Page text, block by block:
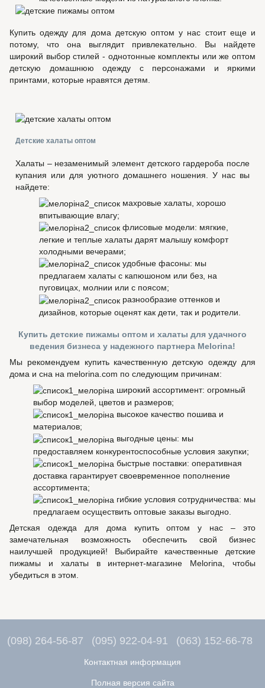
Купить одежду для дома детскую оптом у нас стоит еще и
потому, что она выглядит привлекательно. Вы найдете
широкий выбор стилей - однотонные комплекты или же оптом
детскую домашнюю одежду с персонажами и яркими
принтами, которые нравятся детям.
Детские халаты оптом
Халаты – незаменимый элемент детского гардероба после
купания или для уютного домашнего ношения. У нас вы
найдете:
махровые халаты, хорошо
впитывающие влагу;
флисовые модели: мягкие,
легкие и теплые халаты дарят малышу комфорт
холодными вечерами;
удобные фасоны: мы
предлагаем халаты с капюшоном или без, на
пуговицах, молнии или с поясом;
разнообразие оттенков и
дизайнов, которые оценят как дети, так и родители.
Купить детские пижамы оптом и халаты для удачного
ведения бизнеса у надежного партнера Melorina!
Мы рекомендуем купить качественную детскую одежду для
дома и сна на melorina.com по следующим причинам:
широкий ассортимент: огромный
выбор моделей, цветов и размеров;
высокое качество пошива и
материалов;
выгодные цены: мы
предоставляем конкурентоспособные условия закупки;
быстрые поставки: оперативная
доставка гарантирует своевременное пополнение
ассортимента;
гибкие условия сотрудничества: мы
предлагаем осуществить оптовые заказы выгодно.
Детская одежда для дома купить оптом у нас – это
замечательная возможность обеспечить свой бизнес
наилучшей продукцией! Выбирайте качественные детские
пижамы и халаты в интернет-магазине Melorina, чтобы
убедиться в этом.
(098) 264-56-87 (095) 922-04-91 (063) 152-66-78
Контактная информация
Полная версия сайта